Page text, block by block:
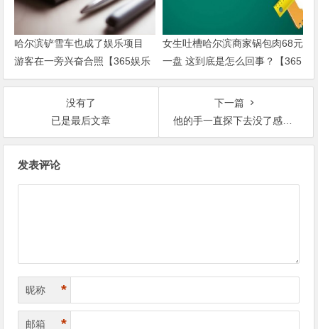
哈尔滨铲雪车也成了娱乐项目
游客在一旁兴奋合照【365娱乐
资讯网】
女生吐槽哈尔滨商家锅包肉68元
一盘 这到底是怎么回事？【365
娱乐资讯网】
没有了
已是最后文章
下一篇
他的手一直探下去没了感觉，却被自己买的机器人做到哭【365娱乐资讯网】
发表评论
昵称 *
邮箱 *